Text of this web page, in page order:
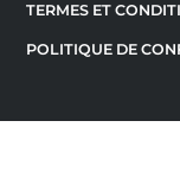
TERMES ET
POLITIQUE DE